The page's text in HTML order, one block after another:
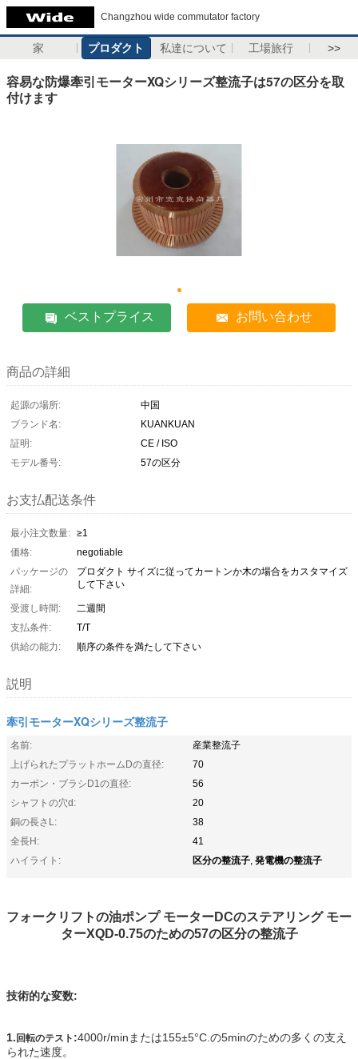
Changzhou wide commutator factory
家 プロダクト 私達について 工場旅行 >>
容易な防爆牽引モーターXQシリーズ整流子は57の区分を取
付けます
ベストプライス お問い合わせ
商品の詳細
起源の場所:
中国
ブランド名:
KUANKUAN
証明:
CE / ISO
モデル番号:
57の区分
お支払配送条件
最小注文数量: ≥1
価格:
negotiable
パッケージの
詳細:
プロダクト サイズに従ってカートンか木の場合をカスタマイズ
して下さい
受渡し時間:
二週間
支払条件:
T/T
供給の能力:
順序の条件を満たして下さい
説明
牽引モーターXQシリーズ整流子
名前:
産業整流子
上げられたプラットホームDの直径:
70
カーボン・ブラシD1の直径:
56
シャフトの穴d:
20
銅の長さL:
38
全長H:
41
ハイライト:
区分の整流子, 発電機の整流子
フォークリフトの油ポンプ モーターDCのステアリング モー
ターXQD-0.75のための57の区分の整流子
技術的な変数:
1.回転のテスト :4000r/minまたは155±5°C.の5minのための多くの支え
られた速度。